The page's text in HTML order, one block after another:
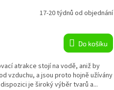
R
M
A
17-20 týdnů od objednání
Do košíku
atrakce stojí na vodě, aniž by
vzduchu, a jsou proto hojně užívány
je široký výběr tvarů a...